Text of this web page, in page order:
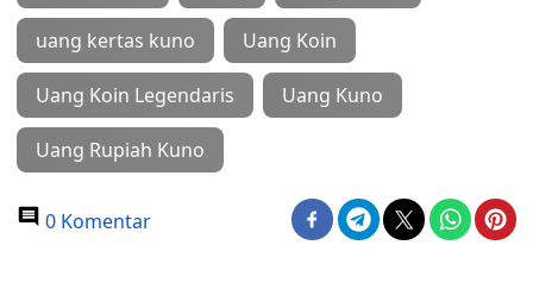
uang kertas kuno Uang Koin
Uang Koin Legendaris Uang Kuno
Uang Rupiah Kuno
0 Komentar